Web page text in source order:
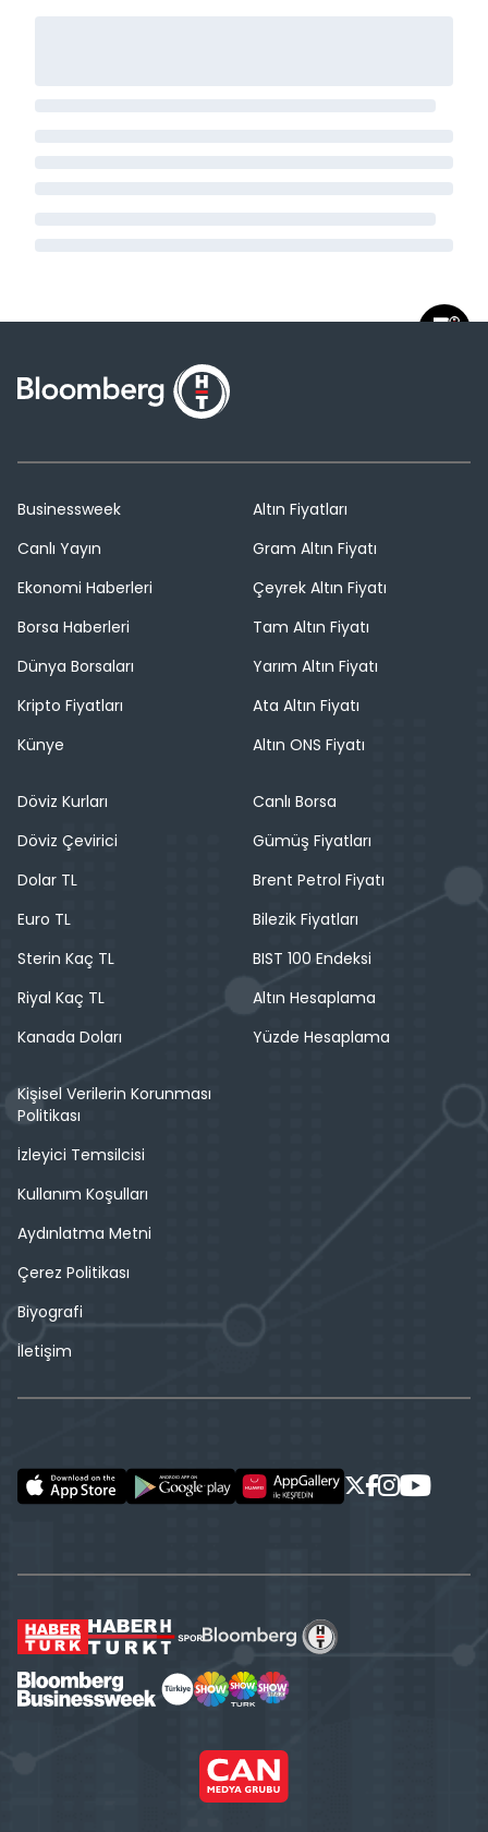
Businessweek
Canlı Yayın
Ekonomi Haberleri
Borsa Haberleri
Dünya Borsaları
Kripto Fiyatları
Künye
Altın Fiyatları
Gram Altın Fiyatı
Çeyrek Altın Fiyatı
Tam Altın Fiyatı
Yarım Altın Fiyatı
Ata Altın Fiyatı
Altın ONS Fiyatı
Döviz Kurları
Döviz Çevirici
Dolar TL
Euro TL
Sterin Kaç TL
Riyal Kaç TL
Kanada Doları
Canlı Borsa
Gümüş Fiyatları
Brent Petrol Fiyatı
Bilezik Fiyatları
BIST 100 Endeksi
Altın Hesaplama
Yüzde Hesaplama
Kişisel Verilerin Korunması
Politikası
İzleyici Temsilcisi
Kullanım Koşulları
Aydınlatma Metni
Çerez Politikası
Biyografi
İletişim